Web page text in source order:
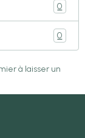
0
0
à laisser un